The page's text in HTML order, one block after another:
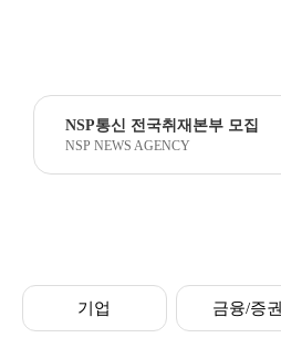
NSP통신 전국취재본부 모집
NSP NEWS AGENCY
기업 금융/증권